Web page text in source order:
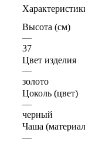
Высота (см)
—
37
Цвет изделия
—
золото
Цоколь (цвет)
—
черный
Чаша
—